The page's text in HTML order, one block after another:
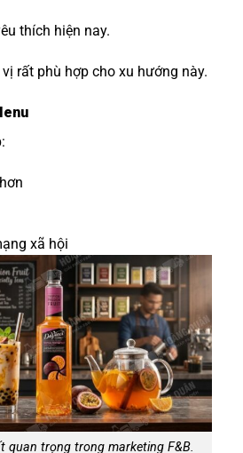
thích hiện nay.
rất phù hợp cho xu hướng này.
xã hội
quan trọng trong marketing F&B.